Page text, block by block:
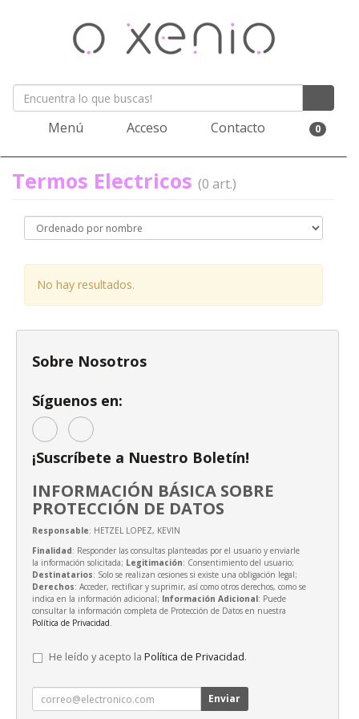
Menú Acceso Contacto 0
Termos Electricos (0 art.)
No hay resultados.
Sobre Nosotros
Síguenos en:
¡Suscríbete a Nuestro Boletín!
INFORMACIÓN BÁSICA SOBRE
PROTECCIÓN DE DATOS
Responsable: HETZEL LOPEZ, KEVIN
Finalidad: Responder las consultas planteadas por el usuario y enviarle
la información solicitada; Legitimación: Consentimiento del usuario;
Destinatarios: Solo se realizan cesiones si existe una obligación legal;
Derechos: Acceder, rectificar y suprimir, así como otros derechos, como se
indica en la información adicional; Información Adicional: Puede
consultar la información completa de Protección de Datos en nuestra
Política de Privacidad.
He leído y acepto la Política de Privacidad.
Enviar